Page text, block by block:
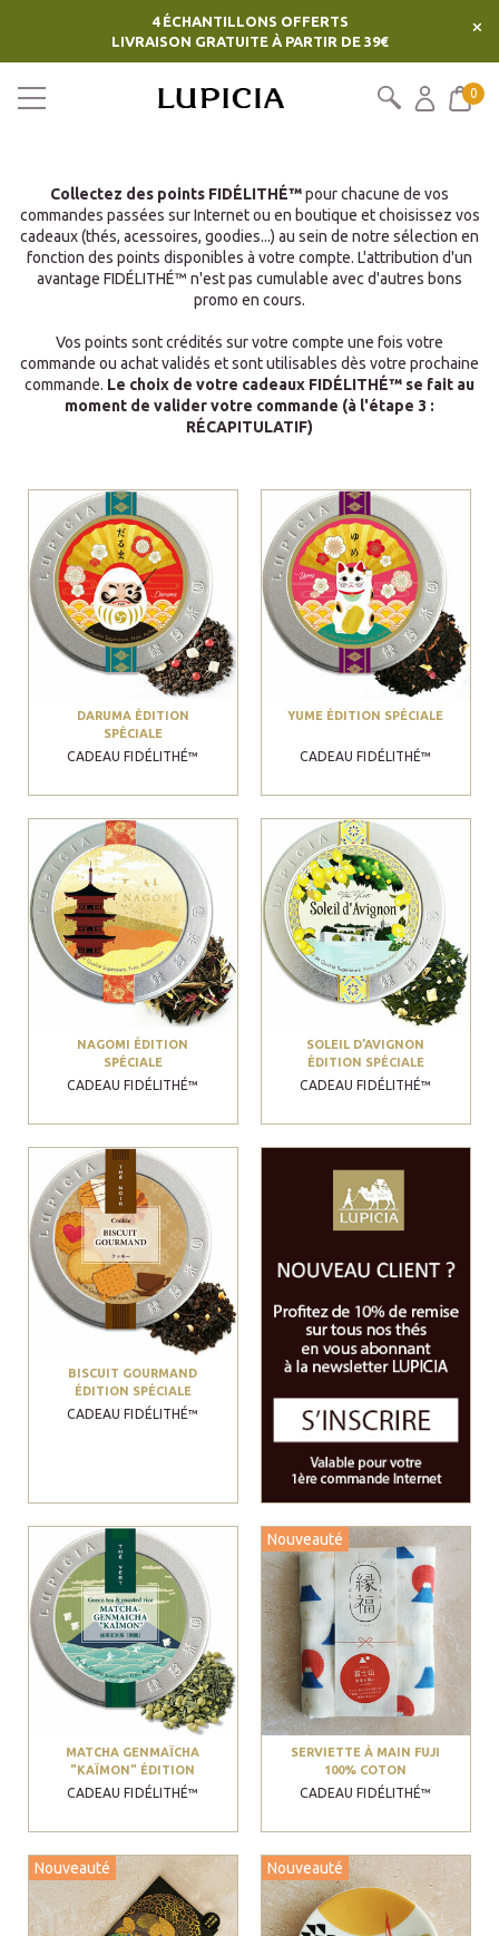
4 ÉCHANTILLONS OFFERTS
LIVRAISON GRATUITE À PARTIR DE 39€
×
0
Collectez des points FIDÉLITHÉ™pour chacune de vos
commandes passées sur Internet ou en boutique et choisissez vos
cadeaux (thés, acessoires, goodies...) au sein de notre sélection en
fonction des points disponibles à votre compte. L'attribution d'un
avantage FIDÉLITHÉ™ n'est pas cumulable avec d'autres bons
promo en cours.
Vos points sont crédités sur votre compte une fois votre
commande ou achat validés et sont utilisables dès votre prochaine
commande. Le choix de votre cadeaux FIDÉLITHÉ™ se fait au
moment de valider votre commande (à l'étape 3 :
RÉCAPITULATIF)
DARUMA ÉDITION
SPÉCIALE
CADEAU FIDÉLITHÉ™
YUME ÉDITION SPÉCIALE
CADEAU FIDÉLITHÉ™
NAGOMI ÉDITION
SPÉCIALE
CADEAU FIDÉLITHÉ™
SOLEIL D'AVIGNON
ÉDITION SPÉCIALE
CADEAU FIDÉLITHÉ™
BISCUIT GOURMAND
ÉDITION SPÉCIALE
CADEAU FIDÉLITHÉ™
MATCHA GENMAÏCHA
"KAÏMON" ÉDITION
SPÉCIALE
CADEAU FIDÉLITHÉ™
Nouveauté
SERVIETTE À MAIN FUJI
100% COTON
CADEAU FIDÉLITHÉ™
Nouveauté Nouveauté